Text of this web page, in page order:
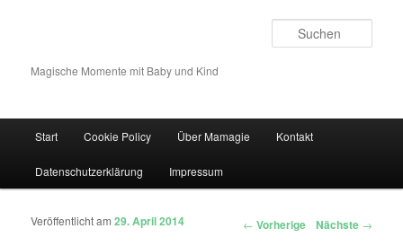
Magische Momente mit Baby und Kind
Zum Inhalt wechseln
Zum sekundären Inhalt wechseln
Start Cookie Policy Über Mamagie Kontakt
Datenschutzerklärung Impressum
Artikelnavigation ← Vorherige Nächste →
Veröffentlicht am29. April 2014